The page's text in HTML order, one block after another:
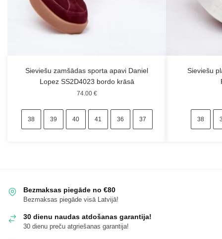
Sieviešu zamšādas sporta apavi Daniel
Lopez SS2D4023 bordo krāsā
74.00 €
38 39 40 41 36 37
Sieviešu
38
Bezmaksas piegāde no €80
Bezmaksas piegāde visā Latvijā!
30 dienu naudas atdošanas garantija!
30 dienu preču atgriešanas garantija!